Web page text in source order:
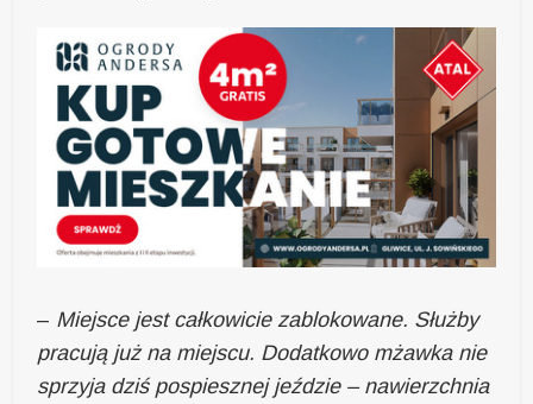
– Miejsce jest całkowicie zablokowane. Służby
pracują już na miejscu. Dodatkowo mżawka nie
sprzyja dziś pospiesznej jeździe – nawierzchnia